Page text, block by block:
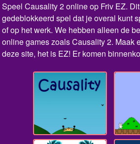
Speel Causality 2 online op Friv EZ.
gedeblokkeerd spel dat je overal kunt
of op het werk. We hebben alleen de
online games zoals Causality 2. Maak
deze site, het is EZ! Er komen